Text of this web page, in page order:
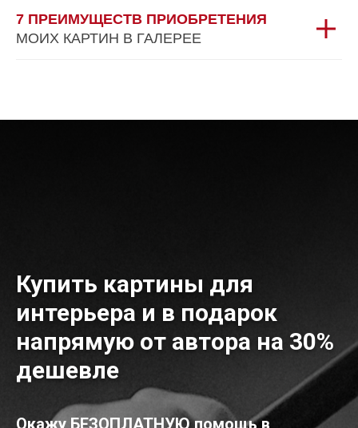
7 ПРЕИМУЩЕСТВ ПРИОБРЕТЕНИЯ
МОИХ КАРТИН В ГАЛЕРЕЕ
Купить картины для
интерьера и в подарок
напрямую от автора на 30%
дешевле